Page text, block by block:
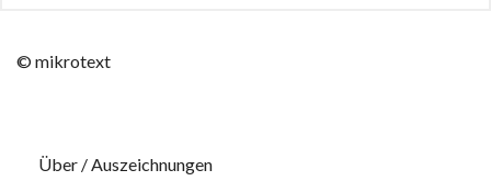
© mikrotext
Über / Auszeichnungen